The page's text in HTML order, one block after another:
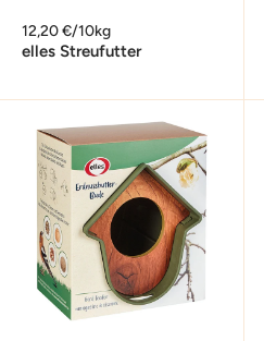
12,20 €/10kg
elles Streufutter